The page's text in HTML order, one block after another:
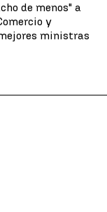
de menos" a
y
ministras